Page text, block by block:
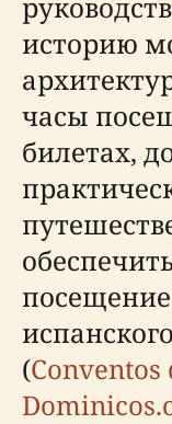
историю
часы
билетах,
посещение
(Conventos